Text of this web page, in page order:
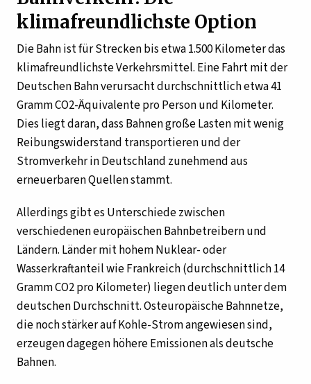
klimafreundlichste Option
Die Bahn ist für Strecken bis etwa 1.500 Kilometer das
klimafreundlichste Verkehrsmittel. Eine Fahrt mit der
Deutschen Bahn verursacht durchschnittlich etwa 41
Gramm CO2-Äquivalente pro Person und Kilometer.
Dies liegt daran, dass Bahnen große Lasten mit wenig
Reibungswiderstand transportieren und der
Stromverkehr in Deutschland zunehmend aus
erneuerbaren Quellen stammt.
Allerdings gibt es Unterschiede zwischen
verschiedenen europäischen Bahnbetreibern und
Ländern. Länder mit hohem Nuklear- oder
Wasserkraftanteil wie Frankreich (durchschnittlich 14
Gramm CO2 pro Kilometer) liegen deutlich unter dem
deutschen Durchschnitt. Osteuropäische Bahnnetze,
die noch stärker auf Kohle-Strom angewiesen sind,
erzeugen dagegen höhere Emissionen als deutsche
Bahnen.